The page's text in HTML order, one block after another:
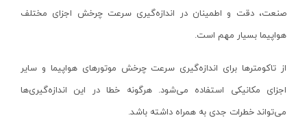
میخکوب بادی
منگنه کوب بادی
کمپرسور باد ۱۰تا ۸۰لیتر
ورا-WERA
صنعت، دقت و اطمینان در اندازه‌گیری سرعت چرخش اجزای مختلف
هواپیما بسیار مهم است.
از تاکومترها برای اندازه‌گیری سرعت چرخش موتورهای هواپیما و سایر
اجزای مکانیکی استفاده می‌شود. هرگونه خطا در این اندازه‌گیری‌ها
می‌تواند خطرات جدی به همراه داشته باشد.